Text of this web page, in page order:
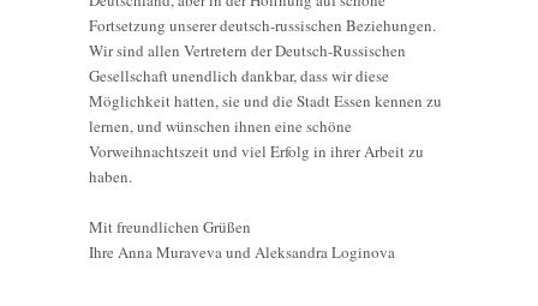
Fortsetzung unserer deutsch-russischen Beziehungen.
Wir sind allen Vertretern der Deutsch-Russischen
Gesellschaft unendlich dankbar, dass wir diese
Möglichkeit hatten, sie und die Stadt Essen kennen zu
lernen, und wünschen ihnen eine schöne
Vorweihnachtszeit und viel Erfolg in ihrer Arbeit zu
haben.
Mit freundlichen Grüßen
Ihre Anna Muraveva und Aleksandra Loginova